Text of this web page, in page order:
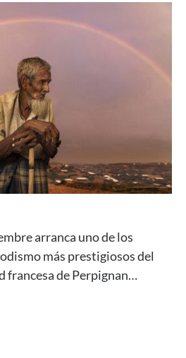
arranca uno de los
más prestigiosos del
francesa de Perpignan…